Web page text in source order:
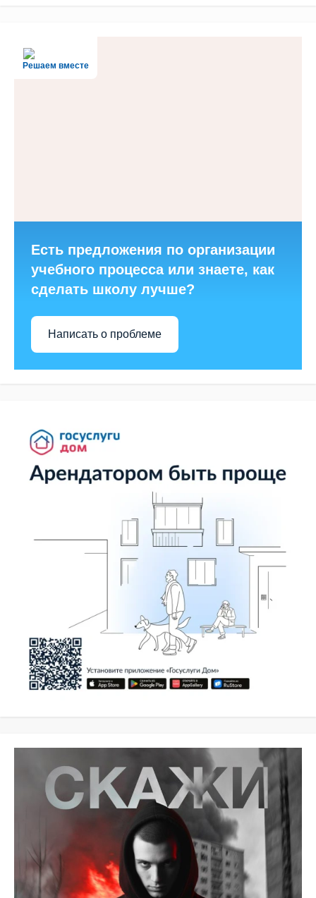
Решаем вместе
Есть предложения по организации
учебного процесса или знаете, как
сделать школу лучше?
Написать о проблеме